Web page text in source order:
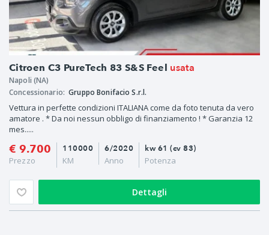
Citroen C3 PureTech 83 S&S Feel usata
Napoli (NA)
Concessionario: Gruppo Bonifacio S.r.l.
Vettura in perfette condizioni ITALIANA come da foto tenuta da vero
amatore . * Da noi nessun obbligo di finanziamento ! * Garanzia 12
mes.....
€ 9.700
Prezzo
6/2020
Anno
110000
KM
kw 61 (cv 83)
Potenza
Dettagli